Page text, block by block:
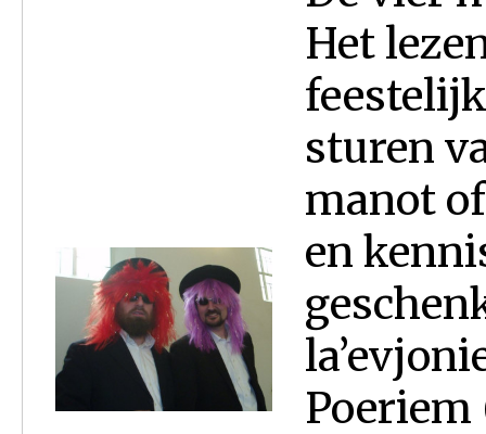
Het
sturen
manot
en